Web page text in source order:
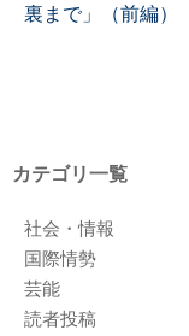
裏まで」（前編）
カテゴリ一覧
社会・情報
国際情勢
芸能
読者投稿